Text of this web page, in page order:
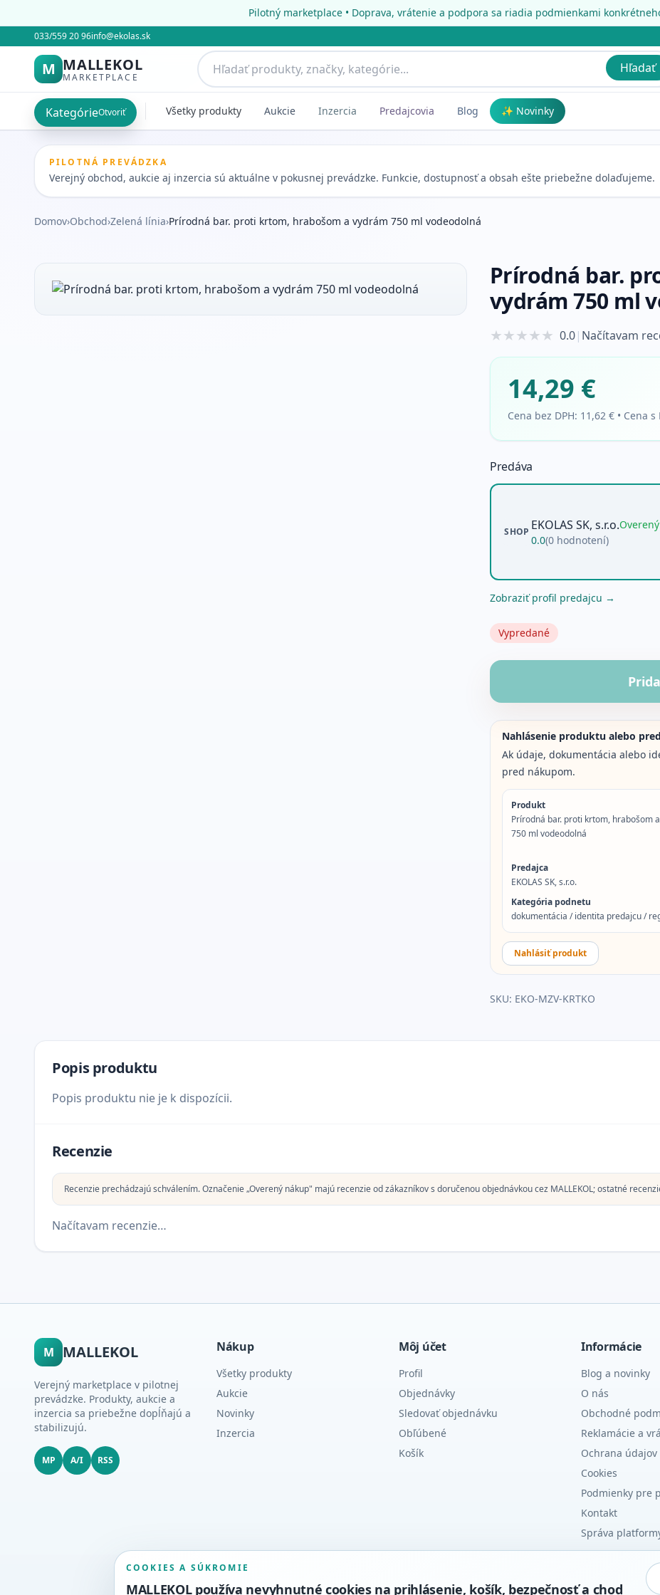
Pilotný marketplace • Doprava, vrátenie a podpora sa riadia podmienkami
033/559 20 96info@ekolas.sk
M MALLEKOL
MARKETPLACE
Hľadať
KategórieOtvoriť Všetky produkty Aukcie Inzercia Predajcovia Blog ✨ Novinky
PILOTNÁ PREVÁDZKA
Verejný obchod, aukcie aj inzercia sú aktuálne v pokusnej prevádzke. Funkcie, dostupnosť a obsah ešte priebežne dolaďujeme.
Domov›Obchod›Zelená línia›Prírodná bar. proti krtom, hrabošom a vydrám 750 ml vodeodolná
Prírodná bar.
vydrám 750 ml
★★★★★ 0.0| Načítavam
14,29 €
Cena bez DPH: 11,62 € • Cena s
Predáva
SHOP EKOLAS SK, s.r.o.Overený
0.0(0 hodnotení)
Zobraziť profil predajcu →
Vypredané
Nahlásenie produktu alebo
Ak údaje, dokumentácia alebo
pred nákupom.
Produkt
Prírodná bar. proti krtom, hrabošom
750 ml vodeodolná
Predajca
EKOLAS SK, s.r.o.
Kategória podnetu
dokumentácia / identita predajcu /
Nahlásiť produkt
SKU: EKO-MZV-KRTKO
Popis produktu
Popis produktu nie je k dispozícii.
Recenzie
Recenzie prechádzajú schválením. Označenie „Overený nákup" majú recenzie od zákazníkov s doručenou objednávkou cez MALLEKOL; ostatné
Načítavam recenzie…
M MALLEKOL
Verejný marketplace v pilotnej
prevádzke. Produkty, aukcie a
inzercia sa priebežne dopĺňajú a
stabilizujú.
MP A/I RSS
Nákup
Všetky produkty
Aukcie
Novinky
Inzercia
Môj účet
Profil
Objednávky
Sledovať objednávku
Obľúbené
Košík
Informácie
Blog a novinky
O nás
Obchodné
Reklamácie a
Ochrana údajov
Cookies
Podmienky pre
Kontakt
Správa
COOKIES A SÚKROMIE
MALLEKOL používa nevyhnutné cookies na prihlásenie, košík, bezpečnosť a chod